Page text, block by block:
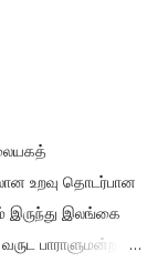
உறவு தொடர்பான
இருந்து இலங்கை
பாராளுமன்ற